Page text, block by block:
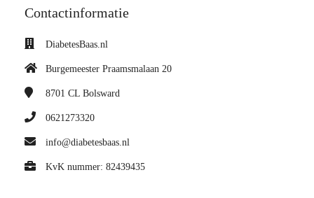
Contactinformatie
DiabetesBaas.nl
Burgemeester Praamsmalaan 20
8701 CL Bolsward
0621273320
info@diabetesbaas.nl
KvK nummer: 82439435